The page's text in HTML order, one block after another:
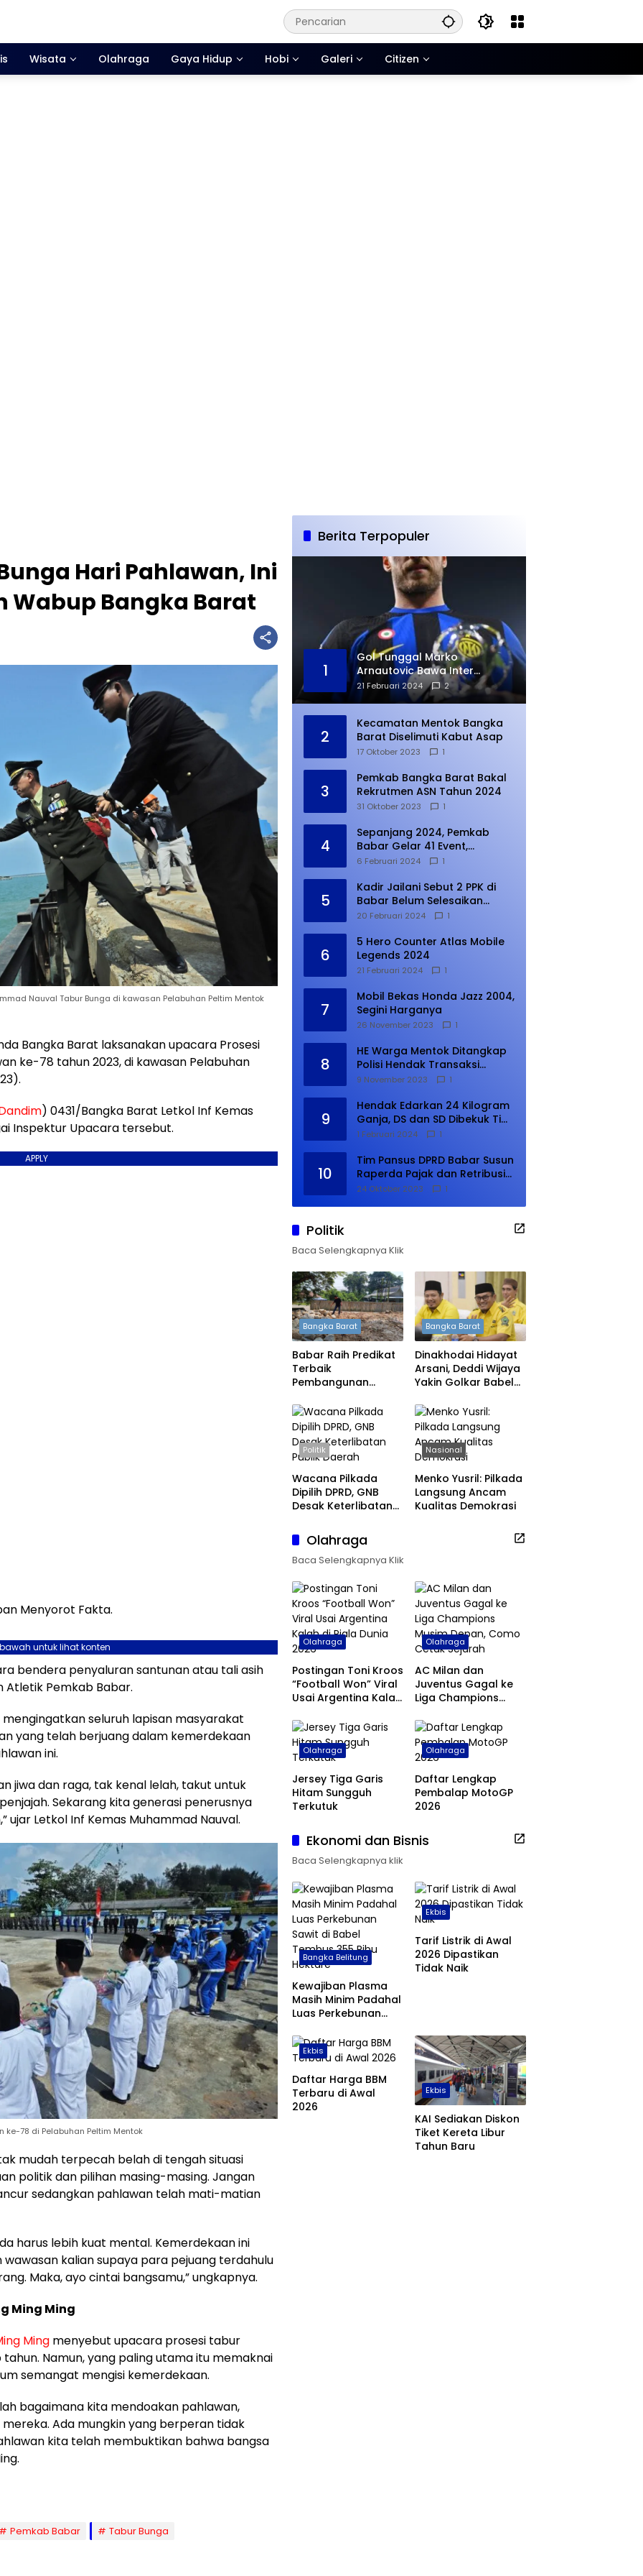
Wisata Olahraga Gaya Hidup Hobi Galeri Citizen
Hari Pahlawan, Ini
Wabup Bangka Barat
Nauval Tabur Bunga di kawasan Pelabuhan Peltim Mentok
Bangka Barat laksanakan upacara Prosesi
ke-78 tahun 2023, di kawasan Pelabuhan
) 0431/Bangka Barat Letkol Inf Kemas
Inspektur Upacara tersebut.
APPLY
Menyorot Fakta.
untuk lihat konten
bendera penyaluran santunan atau tali asih
Pemkab Babar.
seluruh lapisan masyarakat
yang telah berjuang dalam kemerdekaan
ini.
jiwa dan raga, tak kenal lelah, takut untuk
Sekarang kita generasi penerusnya
ujar Letkol Inf Kemas Muhammad Nauval.
78 di Pelabuhan Peltim Mentok
mudah terpecah belah di tengah situasi
politik dan pilihan masing-masing. Jangan
sedangkan pahlawan telah mati-matian
harus lebih kuat mental. Kemerdekaan ini
wawasan kalian supaya para pejuang terdahulu
Maka, ayo cintai bangsamu,” ungkapnya.
Ming Ming
Ming menyebut upacara prosesi tabur
Namun, yang paling utama itu memaknai
semangat mengisi kemerdekaan.
bagaimana kita mendoakan pahlawan,
Ada mungkin yang berperan tidak
kita telah membuktikan bahwa bangsa
Pemkab Babar
Tabur Bunga
Berita Terpopuler
1
Gol Tunggal Marko
Arnautovic Bawa Inter
Ungguli Atletico Madrid
21 Februari 2024 2
2
Kecamatan Mentok Bangka
Barat Diselimuti Kabut Asap
17 Oktober 2023 1
3
Pemkab Bangka Barat Bakal
Rekrutmen ASN Tahun 2024
31 Oktober 2023 1
4
Sepanjang 2024, Pemkab
Babar Gelar 41 Event,
Meningkat dari Tahun Lalu
6 Februari 2024 1
5
Kadir Jailani Sebut 2 PPK di
Babar Belum Selesaikan
Rekapitulasi Penghitungan
20 Februari 2024 1
6
5 Hero Counter Atlas Mobile
Legends 2024
21 Februari 2024 1
7
Mobil Bekas Honda Jazz 2004,
Segini Harganya
26 November 2023 1
8
HE Warga Mentok Ditangkap
Polisi Hendak Transaksi
Narkoba di Kampung Tanjung
9 November 2023 1
9
Hendak Edarkan 24 Kilogram
Ganja, DS dan SD Dibekuk Tim
Gabungan
1 Februari 2024 1
10
Tim Pansus DPRD Babar Susun
Raperda Pajak dan Retribusi
Daerah, Harus Selesai Januari
24 Oktober 2023 1
Politik
Baca Selengkapnya Klik
Bangka Barat
Babar Raih Predikat
Terbaik
Pembangunan
Boleh Berpuas Diri
Bangka Barat
Dinakhodai Hidayat
Arsani, Deddi Wijaya
Yakin Golkar Babel
Politik
Wacana Pilkada
Dipilih DPRD, GNB
Desak Keterlibatan
Nasional
Menko Yusril: Pilkada
Langsung Ancam
Kualitas Demokrasi
Olahraga
Baca Selengkapnya Klik
Olahraga
Postingan Toni Kroos
“Football Won” Viral
Usai Argentina Kalah
Olahraga
AC Milan dan
Juventus Gagal ke
Liga Champions
Cetak Sejarah
Olahraga
Jersey Tiga Garis
Hitam Sungguh
Terkutuk
Olahraga
Daftar Lengkap
Pembalap MotoGP
2026
Ekonomi dan Bisnis
Baca Selengkapnya klik
Bangka Belitung
Kewajiban Plasma
Masih Minim Padahal
Luas Perkebunan
Tembus 355 Ribu
Hektare
Ekbis
Tarif Listrik di Awal
2026 Dipastikan
Tidak Naik
Ekbis
Daftar Harga BBM
Terbaru di Awal
2026
Ekbis
KAI Sediakan Diskon
Tiket Kereta Libur
Tahun Baru